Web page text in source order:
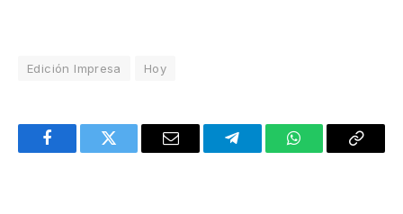
Edición Impresa Hoy
FacebookTwitter Email TelegramWhatsAppCopy